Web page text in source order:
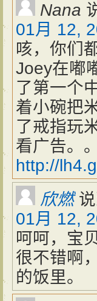
Nana
01月 12,
咳，你们
Joey在嘟
了第一个
着小碗把
了戒指玩
看广告。。
http://
欣燃 说
01月 12,
呵呵，宝
很不错啊
的饭里。